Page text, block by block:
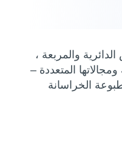
والمربعة ،
المتعددة –
الخراسانة